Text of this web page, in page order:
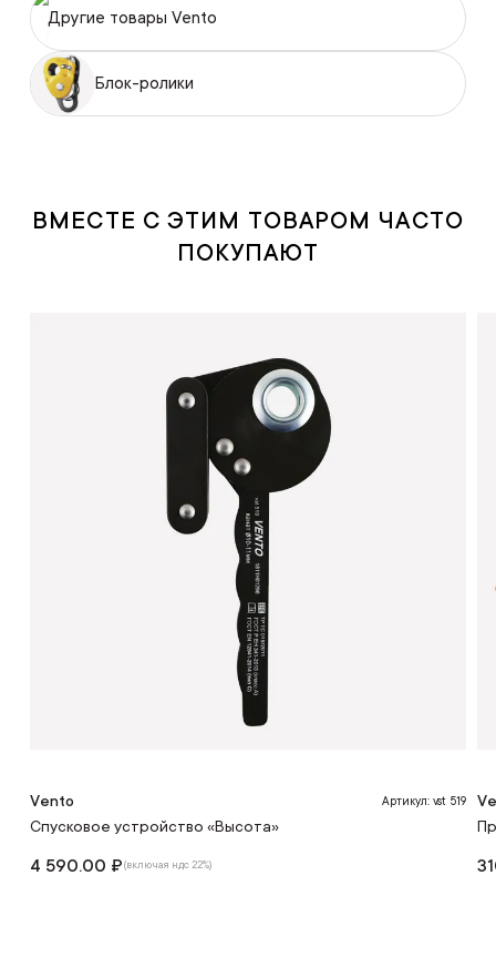
Другие товары Vento
Блок-ролики
ВМЕСТЕ С ЭТИМ ТОВАРОМ ЧАСТО
ПОКУПАЮТ
Vento Артикул: vst 519
Спусковое устройство «Высота»
4 590.00 ₽(включая ндс 22%)